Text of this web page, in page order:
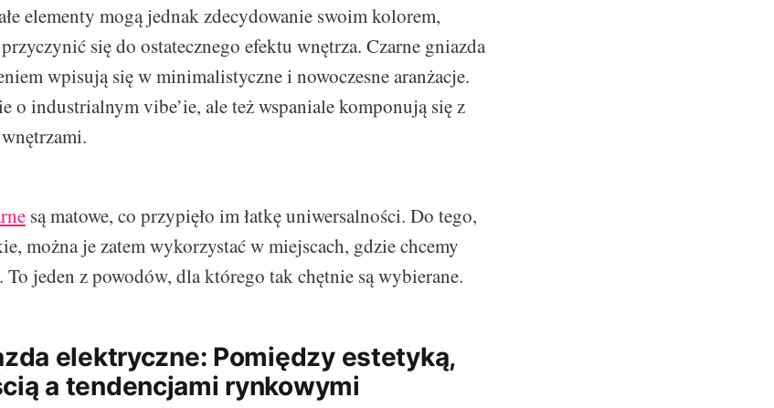
elementy mogą jednak zdecydowanie swoim kolorem,
się do ostatecznego efektu wnętrza. Czarne gniazda
wpisują się w minimalistyczne i nowoczesne aranżacje.
o industrialnym vibe’ie, ale też wspaniale komponują się z
są matowe, co przypięło im łatkę uniwersalności. Do tego,
można je zatem wykorzystać w miejscach, gdzie chcemy
To jeden z powodów, dla którego tak chętnie są wybierane.
elektryczne: Pomiędzy estetyką,
a tendencjami rynkowymi